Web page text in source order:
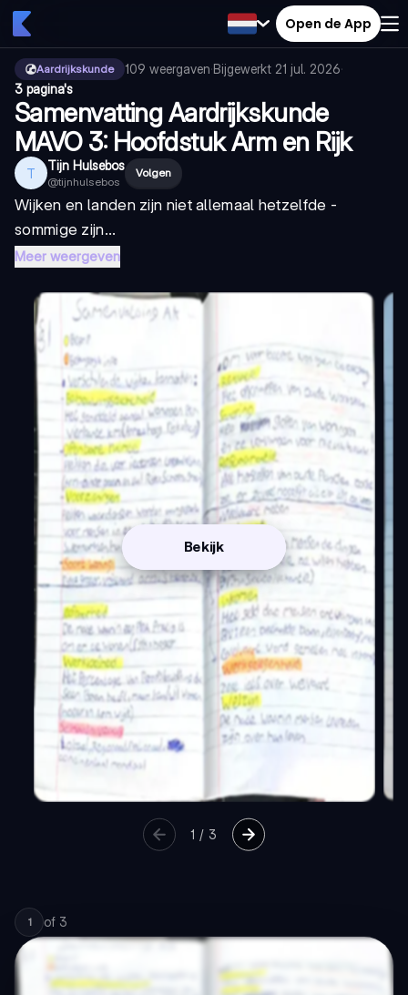
Open de App
Aardrijkskunde 109 weergaven·Bijgewerkt 21 jul. 2026·
3 pagina's
Samenvatting Aardrijkskunde
MAVO 3: Hoofdstuk Arm en Rijk
T Tijn Hulsebos
@tijnhulsebos
Volgen
Wijken en landen zijn niet allemaal hetzelfde -
sommige zijn...
Meer weergeven
Bekijk
1 / 3
1 of 3